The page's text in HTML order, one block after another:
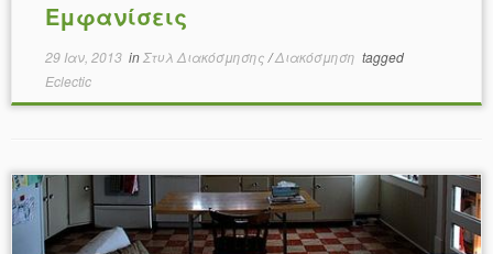
Εμφανίσεις
29 Ιαν, 2013inΣτυλ Διακόσμησης /Διακόσμηση tagged
Eclectic